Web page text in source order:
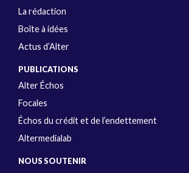
La rédaction
Boîte à idées
Actus d’Alter
PUBLICATIONS
Alter Échos
Focales
Échos du crédit et de l’endettement
Altermedialab
NOUS SOUTENIR